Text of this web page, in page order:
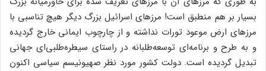
بسیار بر هم منطبق است! مرزهای اسرائیل بزرگ دیگر هیچ تناسبی با
مرزهای ارض موعود تورات نداشته و از چارچوب ایمانی خارج گردیده
و به طرح و برنامه‌ای توسعه‌طلبانه در راستای سیطره‌طلبی‌ای جهانی
تبدیل گردیده است. دولت کشور مورد نظر صهیونیسم سیاسی اکنون